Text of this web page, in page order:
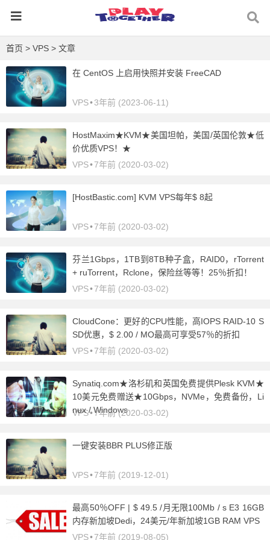
首页 > VPS > 文章
在 CentOS 上启用快照并安装 FreeCAD
VPS•3年前 (2023-06-11)
HostMaxim★KVM★美国坦帕，美国/英国伦敦★低
价优质VPS！★
VPS•7年前 (2020-03-02)
[HostBastic.com] KVM VPS每年$ 8起
VPS•7年前 (2020-03-02)
芬兰1Gbps，1TB到8TB种子盒，RAID0，rTorrent
+ ruTorrent，Rclone，保险丝等等！25％折扣！
VPS•7年前 (2020-03-02)
CloudCone：更好的CPU性能，高IOPS RAID-10 S
SD优惠，$ 2.00 / MO最高可享受57％的折扣
VPS•7年前 (2020-03-02)
Synatiq.com★洛杉矶和英国免费提供Plesk KVM★
10美元免费赠送★10Gbps，NVMe，免费备份，Li
nux / Windows
VPS•7年前 (2020-03-02)
一键安装BBR PLUS修正版
VPS•7年前 (2019-12-01)
最高50％OFF | $ 49.5 /月无限100Mb / s E3 16GB
内存新加坡Dedi，24美元/年新加坡1GB RAM VPS
VPS•7年前 (2019-08-05)